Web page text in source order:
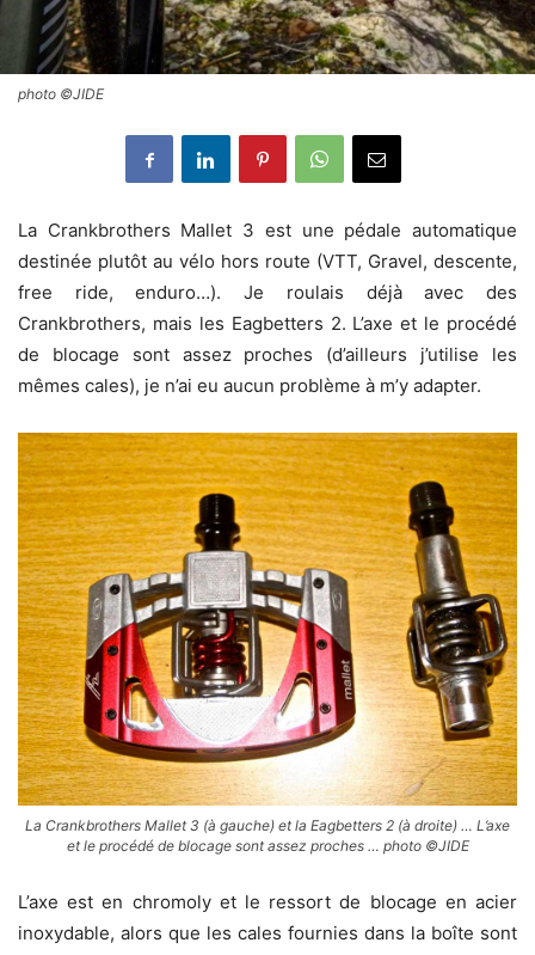
photo ©JIDE
La Crankbrothers Mallet 3 est une pédale automatique
destinée plutôt au vélo hors route (VTT, Gravel, descente,
free ride, enduro…). Je roulais déjà avec des
Crankbrothers, mais les Eagbetters 2. L’axe et le procédé
de blocage sont assez proches (d’ailleurs j’utilise les
mêmes cales), je n’ai eu aucun problème à m’y adapter.
La Crankbrothers Mallet 3 (à gauche) et la Eagbetters 2 (à droite) … L’axe
et le procédé de blocage sont assez proches … photo ©JIDE
L’axe est en chromoly et le ressort de blocage en acier
inoxydable, alors que les cales fournies dans la boîte sont